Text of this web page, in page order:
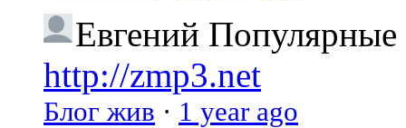
Евгений Популярные
http://zmp3.net
Блог жив · 1 year ago